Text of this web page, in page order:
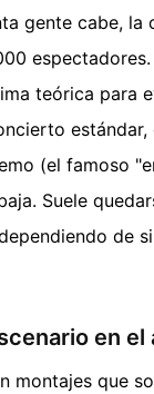
gente cabe, la
teórica para
estándar,
(el famoso
Suele
de
en el
montajes que